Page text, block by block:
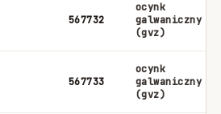
567732
ocynk
galwaniczny
(gvz)
567733
ocynk
galwaniczny
(gvz)